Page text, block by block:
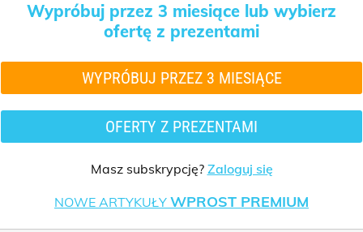
Wypróbuj przez 3 miesiące lub wybierz
ofertę z prezentami
WYPRÓBUJ PRZEZ 3 MIESIĄCE
OFERTY Z PREZENTAMI
Masz subskrypcję? Zaloguj się
NOWE ARTYKUŁY WPROST PREMIUM